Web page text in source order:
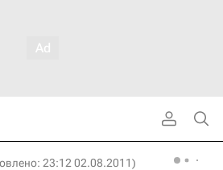
23:12 02.08.2011)